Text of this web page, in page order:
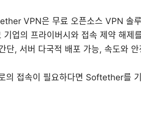
VPN은 무료 오픈소스 VPN 솔
기업의 프라이버시와 접속 제약 해제
단, 서버 다국적 배포 가능, 속도와
의 접속이 필요하다면 Softether를